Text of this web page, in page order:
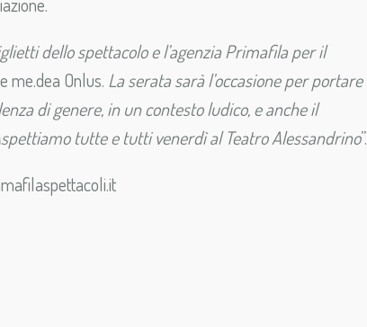
dello spettacolo e l’agenzia Primafila per il
me.dea Onlus. La serata sarà l’occasione per portare
di genere, in un contesto ludico, e anche il
tutte e tutti venerdì al Teatro Alessandrino”.